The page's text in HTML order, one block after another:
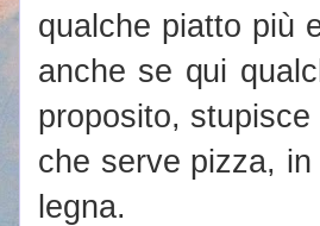
qualche piatto più
anche se qui
proposito,
che serve pizza,
legna.